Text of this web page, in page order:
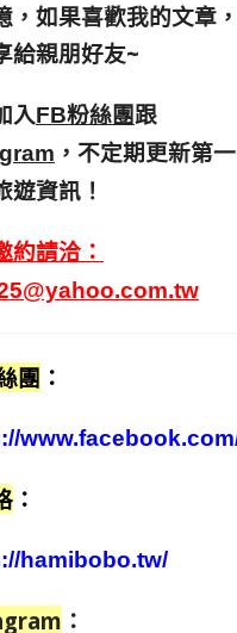
， 如果喜歡我的文章
給親朋好友~
入FB粉絲團跟
，不定期更新第
遊資訊！
約請洽：
團 ：
：
hamibobo.tw/
：